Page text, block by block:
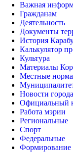
Важная
Гражданам
Деятельность
Документы
История
Калькулятор
Культура
Материалы
Местные
Новости города
Официальный
Работа мэрии
Региональные
Спорт
Федеральные
Формирование